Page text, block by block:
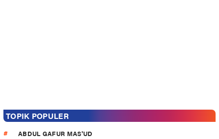
TOPIK POPULER
ABDUL GAFUR MAS'UD